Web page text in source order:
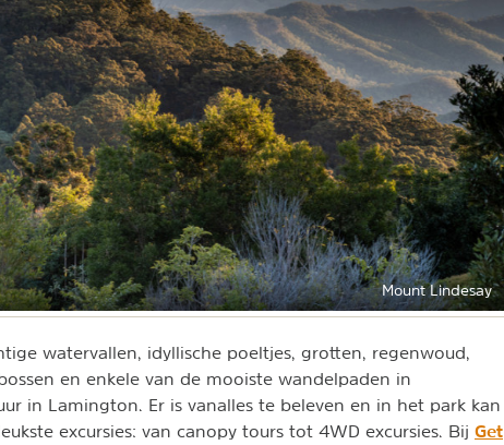
Mount Lindesay
watervallen, idyllische poeltjes, grotten, regenwoud,
en enkele van de mooiste wandelpaden in
in Lamington. Er is vanalles te beleven en in het park kan
excursies: van canopy tours tot 4WD excursies. Bij Get